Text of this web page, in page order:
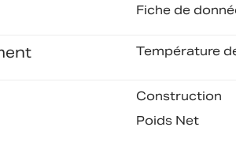
Fiche de
Température
Construction
Poids Net